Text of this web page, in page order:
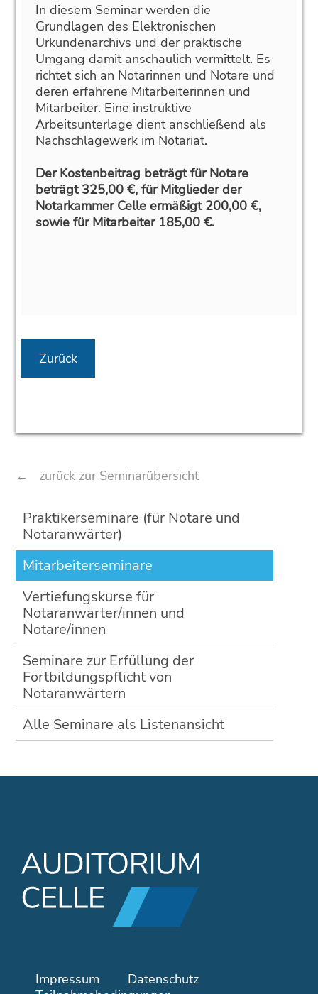
In diesem Seminar werden die
Grundlagen des Elektronischen
Urkundenarchivs und der praktische
Umgang damit anschaulich vermittelt. Es
richtet sich an Notarinnen und Notare und
deren erfahrene Mitarbeiterinnen und
Mitarbeiter. Eine instruktive
Arbeitsunterlage dient anschließend als
Nachschlagewerk im Notariat.
Der Kostenbeitrag beträgt für Notare
beträgt 325,00 €, für Mitglieder der
Notarkammer Celle ermäßigt 200,00 €,
sowie für Mitarbeiter 185,00 €.
Zurück
zurück zur Seminarübersicht
Navigation
überspringen
Praktikerseminare (für Notare und
Notaranwärter)
Mitarbeiterseminare
Vertiefungskurse für
Notaranwärter/innen und
Notare/innen
Seminare zur Erfüllung der
Fortbildungspflicht von
Notaranwärtern
Alle Seminare als Listenansicht
Impressum
Datenschutz